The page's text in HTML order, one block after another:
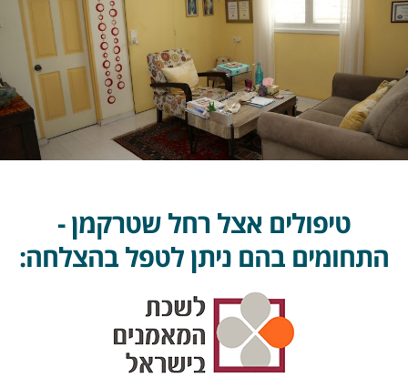
טיפולים אצל רחל שטרקמן -
התחומים בהם ניתן לטפל בהצלחה: